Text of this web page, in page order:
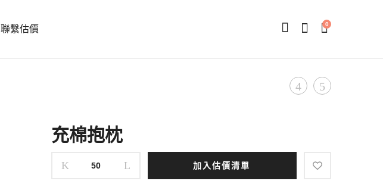
聯繫估價 0
Product
立
帽
充棉抱枕
加入估價清單